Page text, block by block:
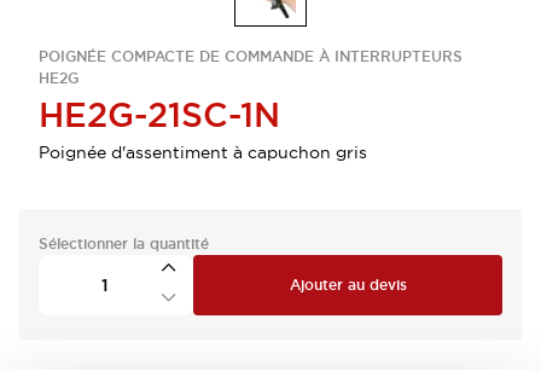
POIGNÉE COMPACTE DE COMMANDE À INTERRUPTEURS
HE2G
HE2G-21SC-1N
Poignée d'assentiment à capuchon gris
Sélectionner la quantité
Ajouter au devis